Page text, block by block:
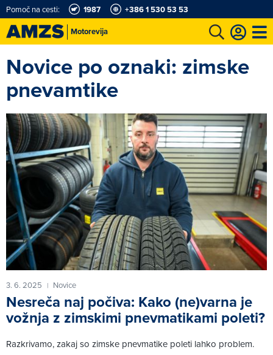
Motorevija
Pomoč na cesti: 1987 +386 1 530 53 53
Karting in motošportni center Najboljši za volanom Moj AMZS
Novice po oznaki: zimske
pnevamtike
3. 6. 2025 | Novice
Nesreča naj počiva: Kako (ne)varna je
vožnja z zimskimi pnevmatikami poleti?
Razkrivamo, zakaj so zimske pnevmatike poleti lahko problem.